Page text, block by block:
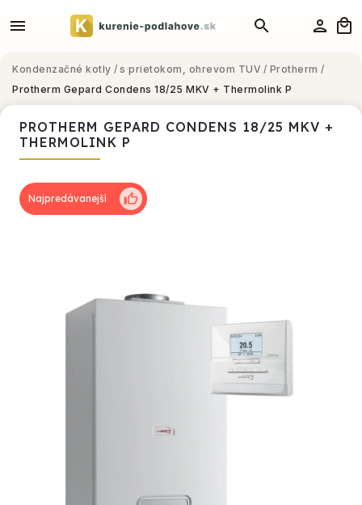
Kondenzačné kotly / s prietokom, ohrevom TUV / Protherm /
Protherm Gepard Condens 18/25 MKV + Thermolink P
PROTHERM GEPARD CONDENS 18/25 MKV +
THERMOLINK P